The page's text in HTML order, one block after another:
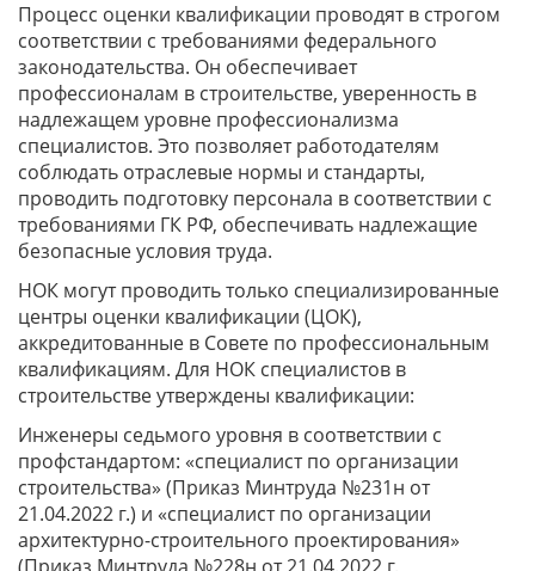
Процесс оценки квалификации проводят в строгом
соответствии с требованиями федерального
законодательства. Он обеспечивает
профессионалам в строительстве, уверенность в
надлежащем уровне профессионализма
специалистов. Это позволяет работодателям
соблюдать отраслевые нормы и стандарты,
проводить подготовку персонала в соответствии с
требованиями ГК РФ, обеспечивать надлежащие
безопасные условия труда.
НОК могут проводить только специализированные
центры оценки квалификации (ЦОК),
аккредитованные в Совете по профессиональным
квалификациям. Для НОК специалистов в
строительстве утверждены квалификации:
Инженеры седьмого уровня в соответствии с
профстандартом: «специалист по организации
строительства» (Приказ Минтруда №231н от
21.04.2022 г.) и «специалист по организации
архитектурно-строительного проектирования»